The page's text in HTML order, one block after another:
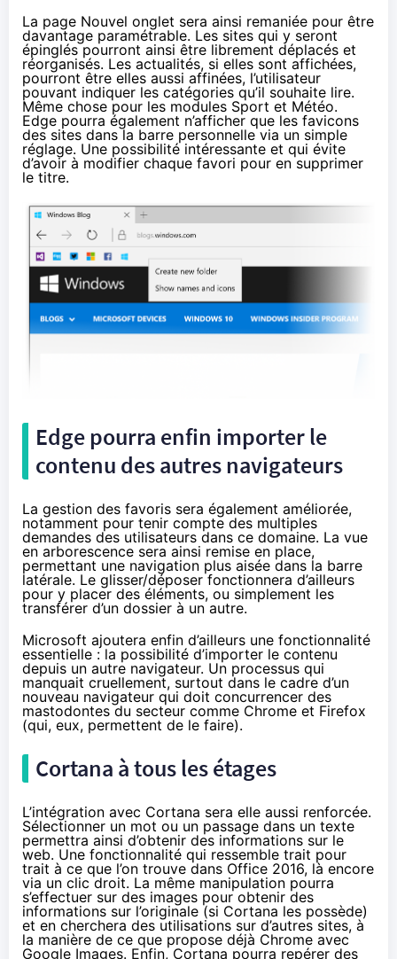
La page Nouvel onglet sera ainsi remaniée pour être
davantage paramétrable. Les sites qui y seront
épinglés pourront ainsi être librement déplacés et
réorganisés. Les actualités, si elles sont affichées,
pourront être elles aussi affinées, l’utilisateur
pouvant indiquer les catégories qu’il souhaite lire.
Même chose pour les modules Sport et Météo.
Edge pourra également n’afficher que les favicons
des sites dans la barre personnelle via un simple
réglage. Une possibilité intéressante et qui évite
d’avoir à modifier chaque favori pour en supprimer
le titre.
Edge pourra enfin importer le
contenu des autres navigateurs
La gestion des favoris sera également améliorée,
notamment pour tenir compte des multiples
demandes des utilisateurs dans ce domaine. La vue
en arborescence sera ainsi remise en place,
permettant une navigation plus aisée dans la barre
latérale. Le glisser/déposer fonctionnera d’ailleurs
pour y placer des éléments, ou simplement les
transférer d’un dossier à un autre.
Microsoft ajoutera enfin d’ailleurs une fonctionnalité
essentielle : la possibilité d’importer le contenu
depuis un autre navigateur. Un processus qui
manquait cruellement, surtout dans le cadre d’un
nouveau navigateur qui doit concurrencer des
mastodontes du secteur comme Chrome et Firefox
(qui, eux, permettent de le faire).
Cortana à tous les étages
L’intégration avec Cortana sera elle aussi renforcée.
Sélectionner un mot ou un passage dans un texte
permettra ainsi d’obtenir des informations sur le
web. Une fonctionnalité qui ressemble trait pour
trait à ce que l’on trouve dans Office 2016, là encore
via un clic droit. La même manipulation pourra
s’effectuer sur des images pour obtenir des
informations sur l’originale (si Cortana les possède)
et en cherchera des utilisations sur d’autres sites, à
la manière de ce que propose déjà Chrome avec
Google Images. Enfin, Cortana pourra repérer des